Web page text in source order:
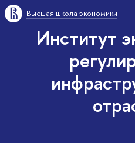
Высшая школа экономики
Институт